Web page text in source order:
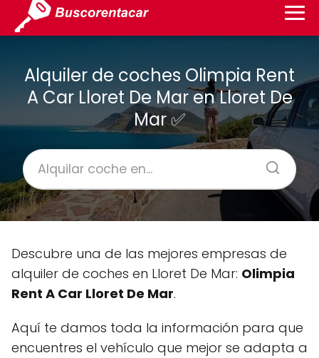
Alquiler de coches Olimpia Rent
A Car Lloret De Mar en Lloret De
Mar ✅
Descubre una de las mejores empresas de
alquiler de coches en Lloret De Mar: Olimpia
Rent A Car Lloret De Mar.
Aquí te damos toda la información para que
encuentres el vehículo que mejor se adapta a